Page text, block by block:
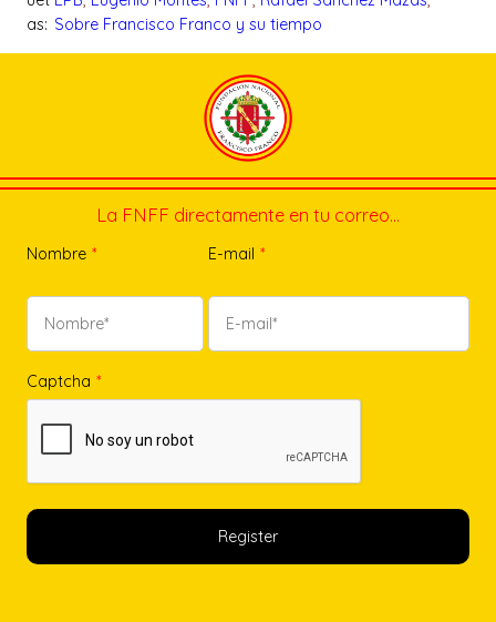
as: Sobre Francisco Franco y su tiempo
La FNFF directamente en tu correo…
Nombre * E-mail *
Captcha *